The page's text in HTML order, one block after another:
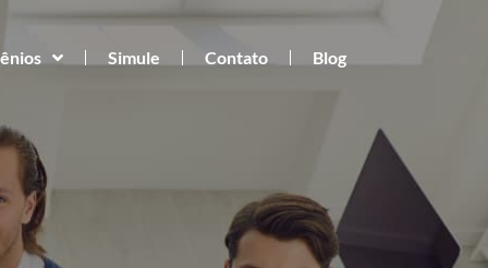
Simule Contato Blog